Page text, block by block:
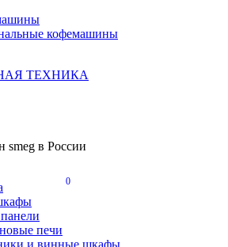
кофемашины
ТЕХНИКА
smeg в России
0
печи
и винные шкафы